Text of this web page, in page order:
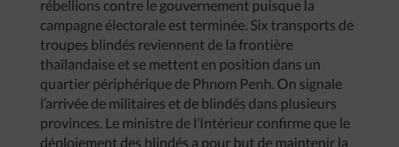
rébellions contre le gouvernement puisque la
campagne électorale est terminée. Six transports de
troupes blindés reviennent de la frontière
thaïlandaise et se mettent en position dans un
quartier périphérique de Phnom Penh. On signale
l’arrivée de militaires et de blindés dans plusieurs
provinces. Le ministre de l’Intérieur confirme que le
déploiement des blindés a pour but de maintenir la